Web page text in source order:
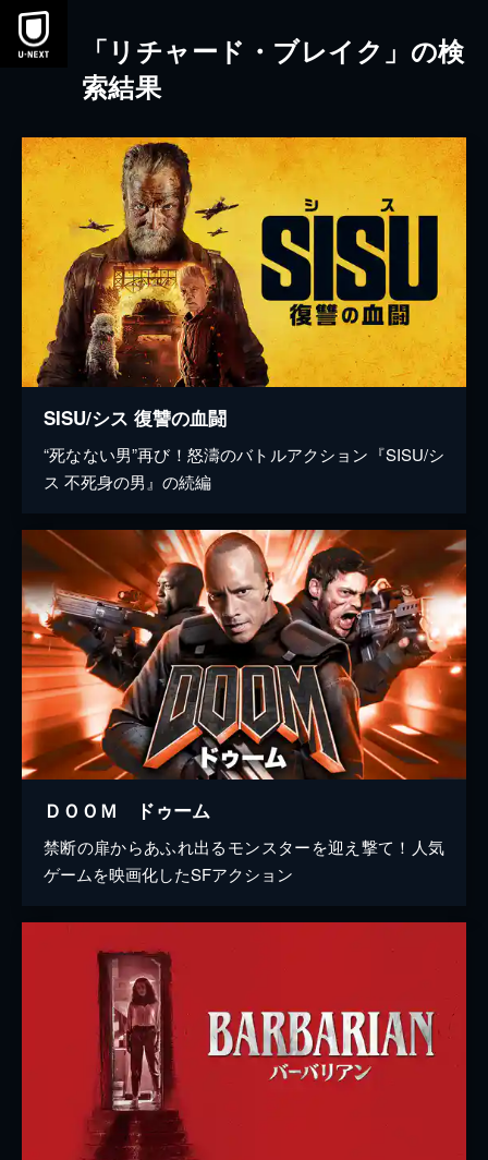
本文へスキップ
「リチャード・ブレイク」の検
索結果
SISU/シス 復讐の血闘
“死なない男”再び！怒濤のバトルアクション『SISU/シ
ス 不死身の男』の続編
ＤＯＯＭ ドゥーム
禁断の扉からあふれ出るモンスターを迎え撃て！人気
ゲームを映画化したSFアクション